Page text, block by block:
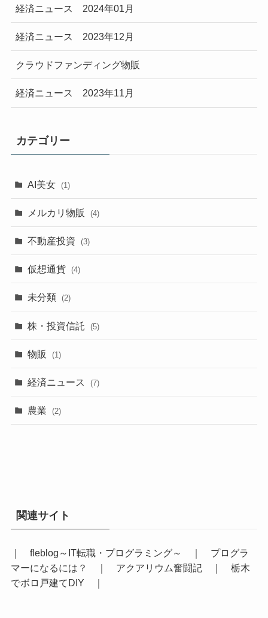
経済ニュース 2024年01月
経済ニュース 2023年12月
クラウドファンディング物販
経済ニュース 2023年11月
カテゴリー
AI美女 (1)
メルカリ物販 (4)
不動産投資 (3)
仮想通貨 (4)
未分類 (2)
株・投資信託 (5)
物販 (1)
経済ニュース (7)
農業 (2)
関連サイト
｜ fleblog～IT転職・プログラミング～ ｜ プログラ
マーになるには？
｜ アクアリウム奮闘記｜ 栃木
でボロ戸建てDIY ｜